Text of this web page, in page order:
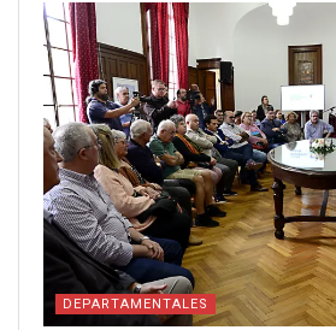
DEPARTAMENTALES